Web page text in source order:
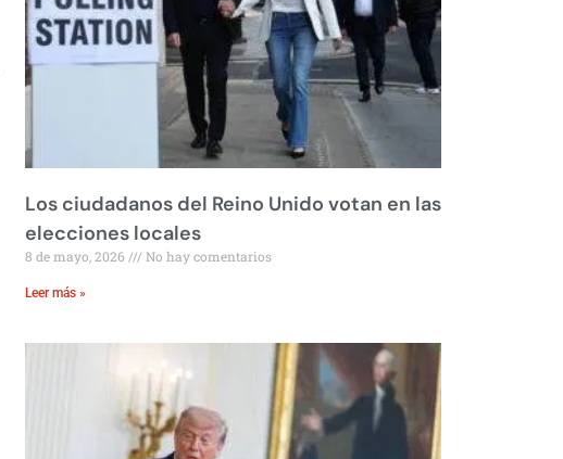
Los ciudadanos del Reino Unido votan en las
elecciones locales
8 de mayo, 2026 No hay comentarios
Leer más »